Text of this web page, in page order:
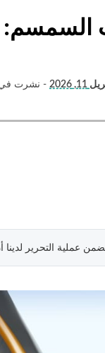
2026
عملية التحرير